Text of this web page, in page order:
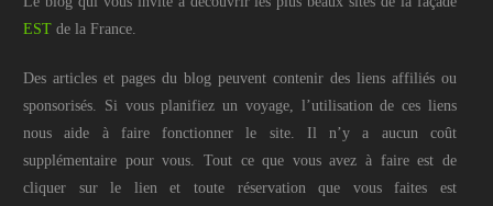
EST de la France.
Des articles et pages du blog peuvent contenir des liens affiliés ou
sponsorisés. Si vous planifiez un voyage, l’utilisation de ces liens
nous aide à faire fonctionner le site. Il n’y a aucun coût
supplémentaire pour vous. Tout ce que vous avez à faire est de
cliquer sur le lien et toute réservation que vous faites est